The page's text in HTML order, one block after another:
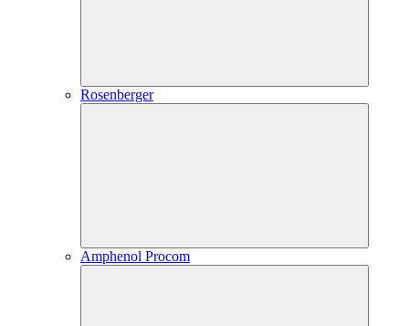
Rosenberger
Amphenol Procom